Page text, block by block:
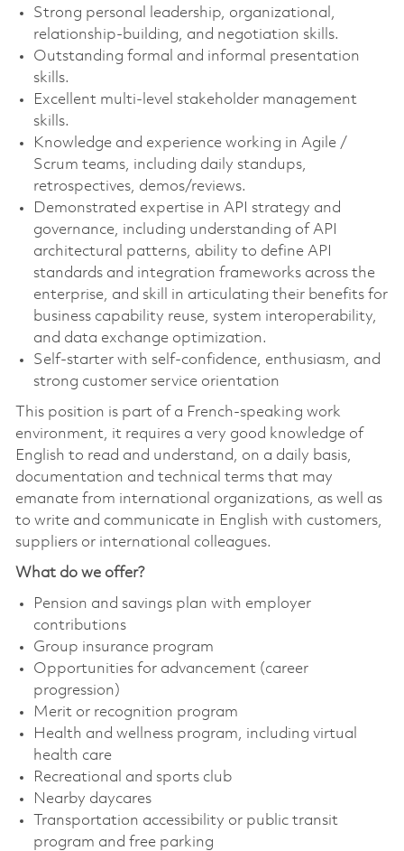
Strong personal leadership, organizational,
relationship-building, and negotiation skills.
Outstanding formal and informal presentation
skills.
Excellent multi-level stakeholder management
skills.
Knowledge and experience working in Agile /
Scrum teams, including daily standups,
retrospectives, demos/reviews.
Demonstrated expertise in API strategy and
governance, including understanding of API
architectural patterns, ability to define API
standards and integration frameworks across the
enterprise, and skill in articulating their benefits for
business capability reuse, system interoperability,
and data exchange optimization.
Self-starter with self-confidence, enthusiasm, and
strong customer service orientation
This position is part of a French-speaking work
environment, it requires a very good knowledge of
English to read and understand, on a daily basis,
documentation and technical terms that may
emanate from international organizations, as well as
to write and communicate in English with customers,
suppliers or international colleagues.
What do we offer?
Pension and savings plan with employer
contributions
Group insurance program
Opportunities for advancement (career
progression)
Merit or recognition program
Health and wellness program, including virtual
health care
Recreational and sports club
Nearby daycares
Transportation accessibility or public transit
program and free parking